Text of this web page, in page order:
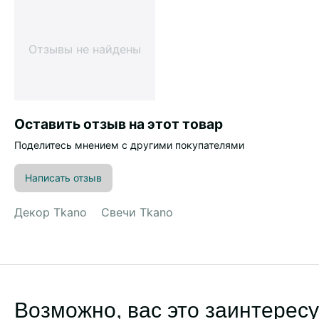
Отзывы не найдены
Оставить отзыв на этот товар
Поделитесь мнением с другими покупателями
Написать отзыв
Декор Tkano Свечи Tkano
Возможно, вас это